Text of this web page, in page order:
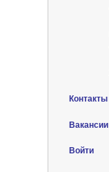
Контакты
Вакансии
Войти